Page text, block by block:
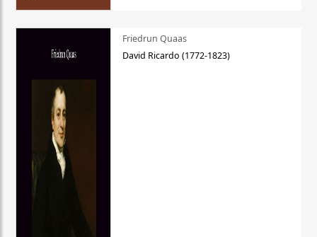
Friedrun Quaas
David Ricardo (1772-1823)